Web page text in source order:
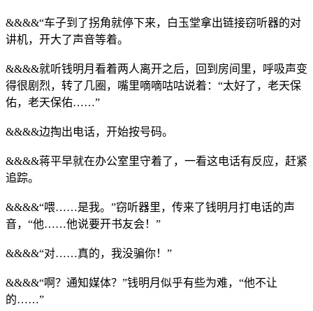
&&&&“车子到了拐角就停下来，白玉堂拿出链接窃听器的对
讲机，开大了声音等着。
&&&&就听钱明月看着两人离开之后，回到房间里，呼吸声变
得很剧烈，转了几圈，嘴里嘀嘀咕咕说着：“太好了，老天保
佑，老天保佑……”
&&&&边掏出电话，开始按号码。
&&&&蒋平早就在办公室里守着了，一看这电话有反应，赶紧
追踪。
&&&&“喂……是我。”窃听器里，传来了钱明月打电话的声
音，“他……他说要开书友会！”
&&&&“对……真的，我没骗你！”
&&&&“啊？通知媒体？”钱明月似乎有些为难，“他不让
的……”